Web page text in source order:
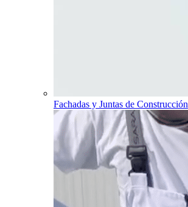
Fachadas y Juntas de Construcción